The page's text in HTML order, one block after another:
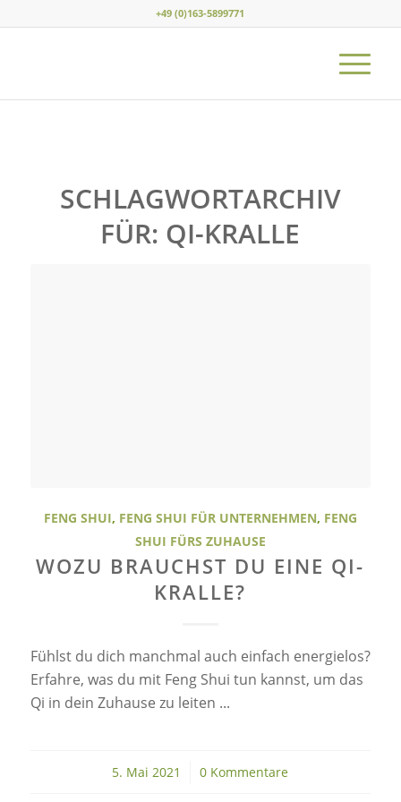
+49 (0)163-5899771
SCHLAGWORTARCHIV
FÜR: QI-KRALLE
FENG SHUI, FENG SHUI FÜR UNTERNEHMEN, FENG
SHUI FÜRS ZUHAUSE
WOZU BRAUCHST DU EINE QI-
KRALLE?
Fühlst du dich manchmal auch einfach energielos?
Erfahre, was du mit Feng Shui tun kannst, um das
Qi in dein Zuhause zu leiten ...
5. Mai 2021
/ 0 Kommentare